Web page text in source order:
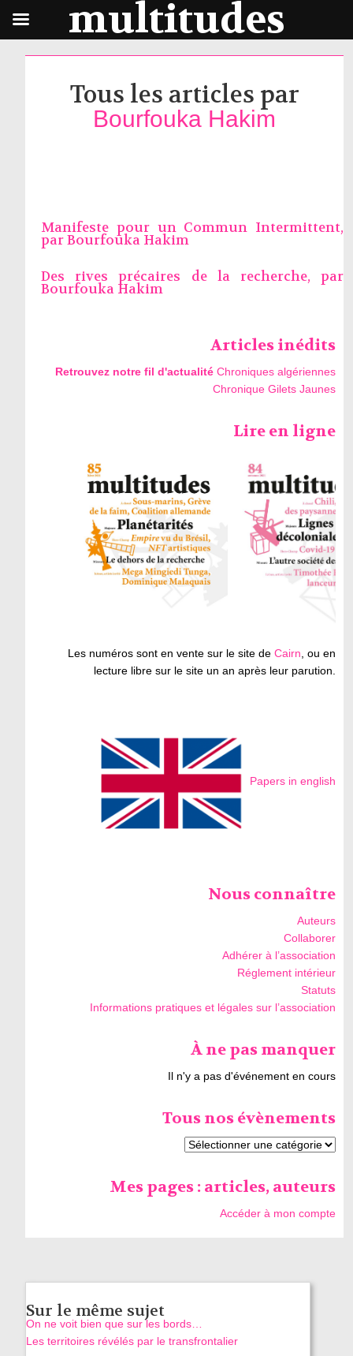
Tous les articles par
Bourfouka Hakim
Manifeste pour un Commun Intermittent,
parBourfouka Hakim
Des rives précaires de la recherche, par
Bourfouka Hakim
Articles inédits
Retrouvez notre fil d'actualité Chroniques algériennes
Chronique Gilets Jaunes
Lire en ligne
Les numéros sont en vente sur le site deCairn, ou en
lecture libre sur le site un an après leur parution.
Papers in english
Nous connaître
Auteurs
Collaborer
Adhérer à l’association
Réglement intérieur
Statuts
Informations pratiques et légales sur l’association
À ne pas manquer
Il n'y a pas d'événement en cours
Tous nos évènements
Mes pages : articles, auteurs
Accéder à mon compte
Sur le même sujet
On ne voit bien que sur les bords…
Les territoires révélés par le transfrontalier
multitudes